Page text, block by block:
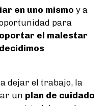
en uno mismo y a
para
el malestar
dejar el trabajo, la
un plan de cuidado